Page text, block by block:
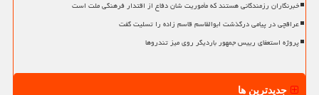
خبرنگاران رزمندگانی هستند که مأموریت شان دفاع از اقتدار فرهنگی ملت است
عراقچی در پیامی درگذشت ابوالقاسم قاسم زاده را تسلیت گفت
پروژه استعفای رییس جمهور باردیگر روی میز تندروها
جدیدترین ها